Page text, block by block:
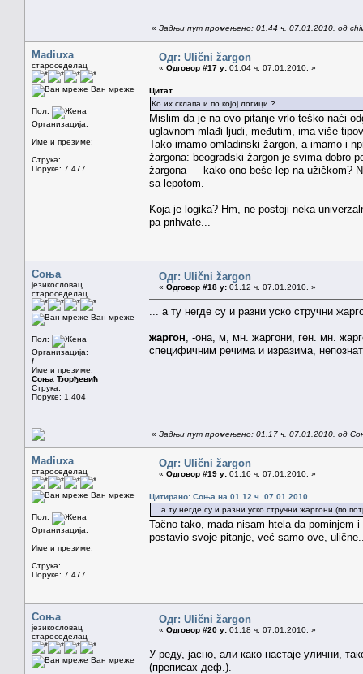
« Задњи пут промењено: 01.44 ч. 07.01.2010. од
Madiuxa
староседелац
Ван мреже
Пол:
Организација:
Име и презиме:
Струка:
Поруке: 7.477
Одг: Ulični žargon
« Одговор #17 у: 01.04 ч. 07.01.2010. »
Цитат
Ко их склапа и по којој логици ?
Mislim da je na ovo pitanje vrlo teško naći
uglavnom mlađi ljudi, međutim, ima više
Tako imamo omladinski žargon, a imamo i
žargona: beogradski žargon je svima dobro
žargona — kako ono beše lep na užičkom?
sa lepotom.
Koja je logika? Hm, ne postoji neka
pa prihvate...
Соња
језикословац
староседелац
Ван мреже
Пол:
Организација:
/
Име и презиме:
Соња Ђорђевић
Струка:
Поруке: 1.404
Одг: Ulični žargon
« Одговор #18 у: 01.12 ч. 07.01.2010. »
... а ту негде су и разни уско стручни
жаргон , -она, м, мн. жаргони, ген. мн.
специфичним речима и изразима,
« Задњи пут промењено: 01.17 ч. 07.01.2010. од
Madiuxa
староседелац
Ван мреже
Пол:
Организација:
Име и презиме:
Струка:
Поруке: 7.477
Одг: Ulični žargon
« Одговор #19 у: 01.16 ч. 07.01.2010. »
Цитирано: Соња на 01.12 ч. 07.01.2010.
... а ту негде су и разни уско стручни жаргони (по
Tačno tako, mada nisam htela da pominjem
postavio svoje pitanje, već samo ove,
Соња
језикословац
староседелац
Ван мреже
Одг: Ulični žargon
« Одговор #20 у: 01.18 ч. 07.01.2010. »
У реду, јасно, али како настаје улични,
(преписах деф.).